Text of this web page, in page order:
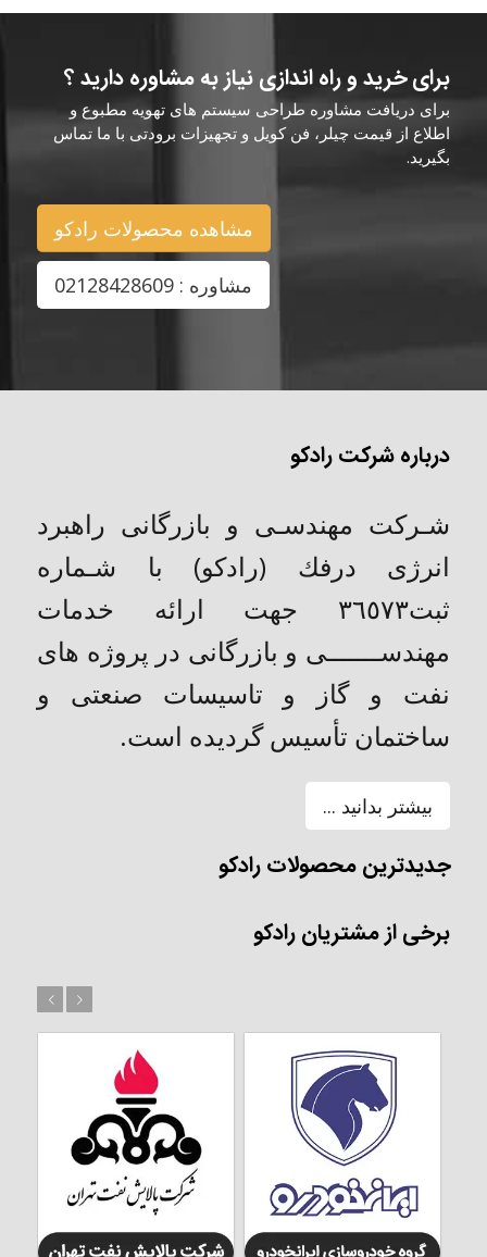
برای خرید و راه اندازی نیاز به مشاوره دارید ؟
برای دریافت مشاوره طراحی سیستم های تهویه مطبوع و
اطلاع از قیمت چیلر، فن کویل و تجهیزات برودتی با ما تماس
بگیرید.
مشاهده محصولات رادکو
مشاوره : 02128428609
درباره شرکت رادکو
شـركت مهندسـی و بازرگانی راهبرد
انرژی درفك (رادکو) با شـماره
ثبت٣٦٥٧٣ جهت ارائه خدمات
مهندســـــــی و بازرگانی در پروژه های
نفت و گاز و تاسیسات صنعتی و
ساختمان تأسیس گردیده است.
بیشتر بدانید ...
جدیدترین محصولات رادکو
برخی از مشتریان رادکو